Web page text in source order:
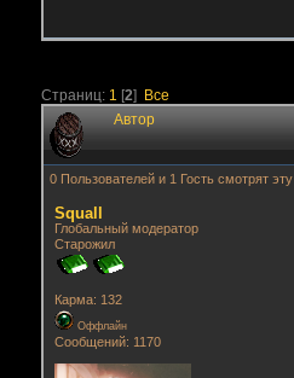
Страниц: 1 [2] Все
Автор
0 Пользователей и 1 Гость смотрят эту
Squall
Глобальный модератор
Старожил
Карма: 132
Оффлайн
Сообщений: 1170